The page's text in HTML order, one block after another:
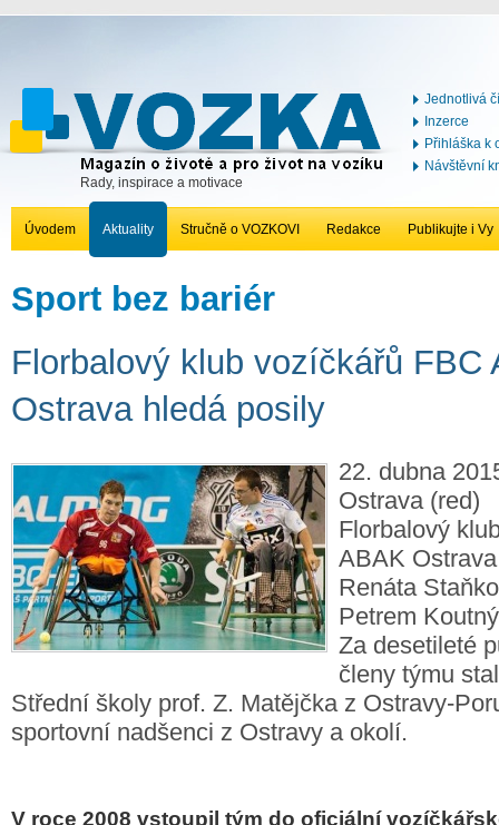
Rady, inspirace a motivace
Jednotlivá
Inzerce
Přihláška k
Návštěvní
Úvodem Aktuality Stručně o VOZKOVI Redakce Publikujte i Vy
Sport bez bariér
Florbalový klub vozíčkářů FBC
Ostrava hledá posily
22. dubna
Ostrava (red)
Florbalový
ABAK
Renáta
Petrem
Za desetileté
členy týmu
Střední školy prof. Z. Matějčka z Ostravy-
sportovní nadšenci z Ostravy a okolí.
V roce 2008 vstoupil tým do oficiální